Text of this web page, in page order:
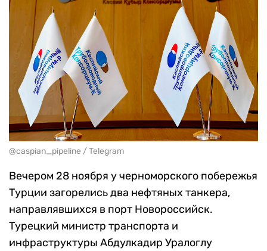
@caspian_pipeline / Telegram
Вечером 28 ноября у черноморского побережья
Турции загорелись два нефтяных танкера,
направлявшихся в порт Новороссийск.
Турецкий министр транспорта и
инфраструктуры Абдулкадир Уралоглу